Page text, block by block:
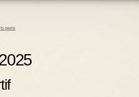
pions